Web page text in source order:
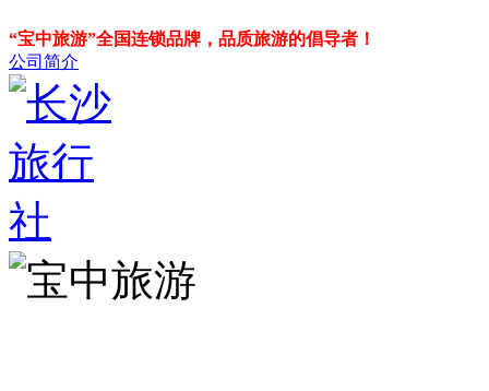
“宝中旅游”全国连锁品牌，品质旅游的倡导者！
公司简介